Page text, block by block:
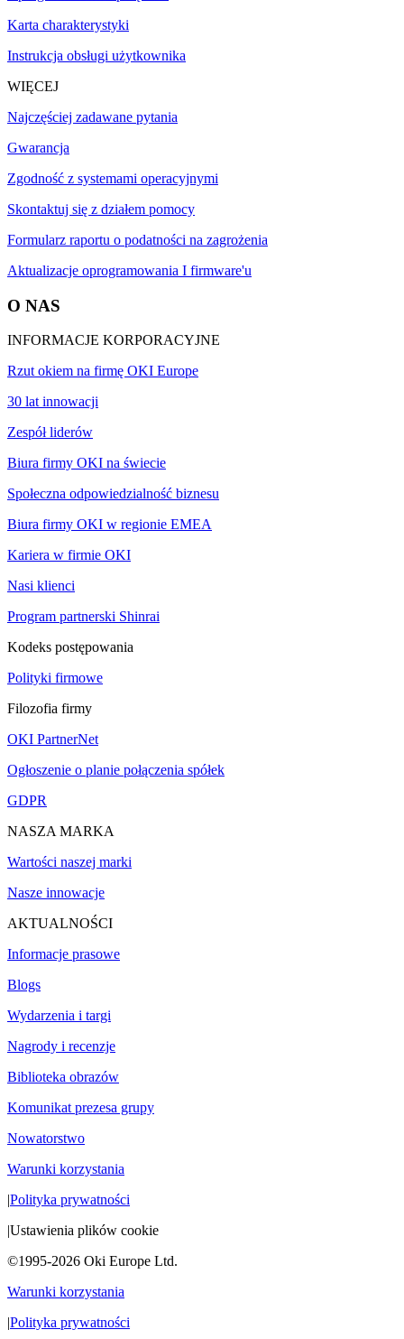
Karta charakterystyki
Instrukcja obsługi użytkownika
WIĘCEJ
Najczęściej zadawane pytania
Gwarancja
Zgodność z systemami operacyjnymi
Skontaktuj się z działem pomocy
Formularz raportu o podatności na zagrożenia
Aktualizacje oprogramowania I firmware'u
O NAS
INFORMACJE KORPORACYJNE
Rzut okiem na firmę OKI Europe
30 lat innowacji
Zespół liderów
Biura firmy OKI na świecie
Społeczna odpowiedzialność biznesu
Biura firmy OKI w regionie EMEA
Kariera w firmie OKI
Nasi klienci
Program partnerski Shinrai
Kodeks postępowania
Polityki firmowe
Filozofia firmy
OKI PartnerNet
Ogłoszenie o planie połączenia spółek
GDPR
NASZA MARKA
Wartości naszej marki
Nasze innowacje
AKTUALNOŚCI
Informacje prasowe
Blogs
Wydarzenia i targi
Nagrody i recenzje
Biblioteka obrazów
Komunikat prezesa grupy
Nowatorstwo
Warunki korzystania
|Polityka prywatności
|Ustawienia plików cookie
©1995-2026 Oki Europe Ltd.
Warunki korzystania
|Polityka prywatności